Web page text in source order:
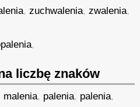
,zuchwalenia,zwalenia,
,
liczbę znaków
malenia, palenia, palenia,